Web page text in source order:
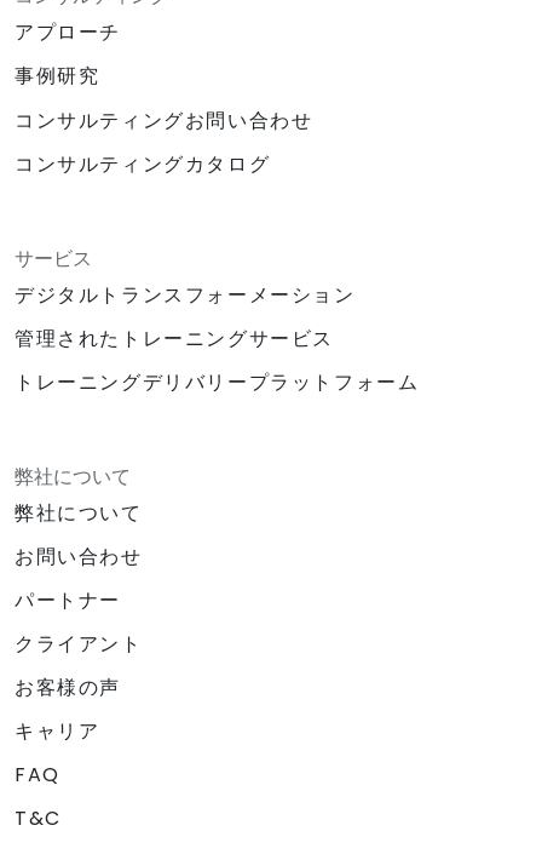
アプローチ
事例研究
コンサルティングお問い合わせ
コンサルティングカタログ
サービス
デジタルトランスフォーメーション
管理されたトレーニングサービス
トレーニングデリバリープラットフォーム
弊社について
弊社について
お問い合わせ
パートナー
クライアント
お客様の声
キャリア
FAQ
T&C